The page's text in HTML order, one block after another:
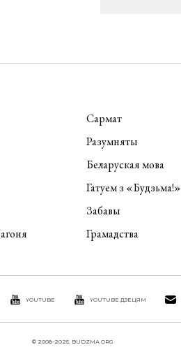
Сармат
Разумняты
Беларуская мова
Гатуем з «Будзьма!»
Забавы
Грамадства
YOUTUBE YOUTUBE ДЗЕЦЯМ
© 2008-2025, BUDZMA.ORG